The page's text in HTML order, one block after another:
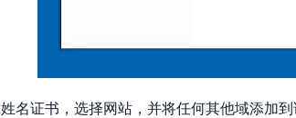
姓名证书，选择网站，并将任何其他域添加